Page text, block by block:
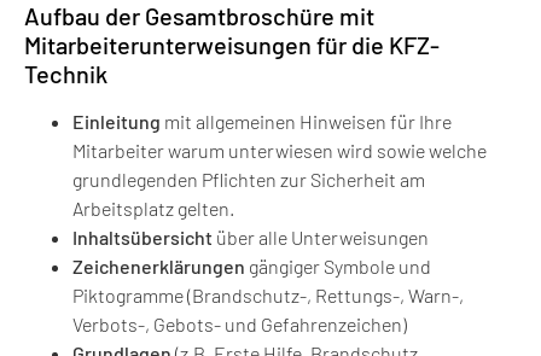
Aufbau der Gesamtbroschüre mit
Mitarbeiterunterweisungen für die KFZ-
Technik
Einleitung mit allgemeinen Hinweisen für Ihre
Mitarbeiter warum unterwiesen wird sowie welche
grundlegenden Pflichten zur Sicherheit am
Arbeitsplatz gelten.
Inhaltsübersicht über alle Unterweisungen
Zeichenerklärungen gängiger Symbole und
Piktogramme (Brandschutz-, Rettungs-, Warn-,
Verbots-, Gebots- und Gefahrenzeichen)